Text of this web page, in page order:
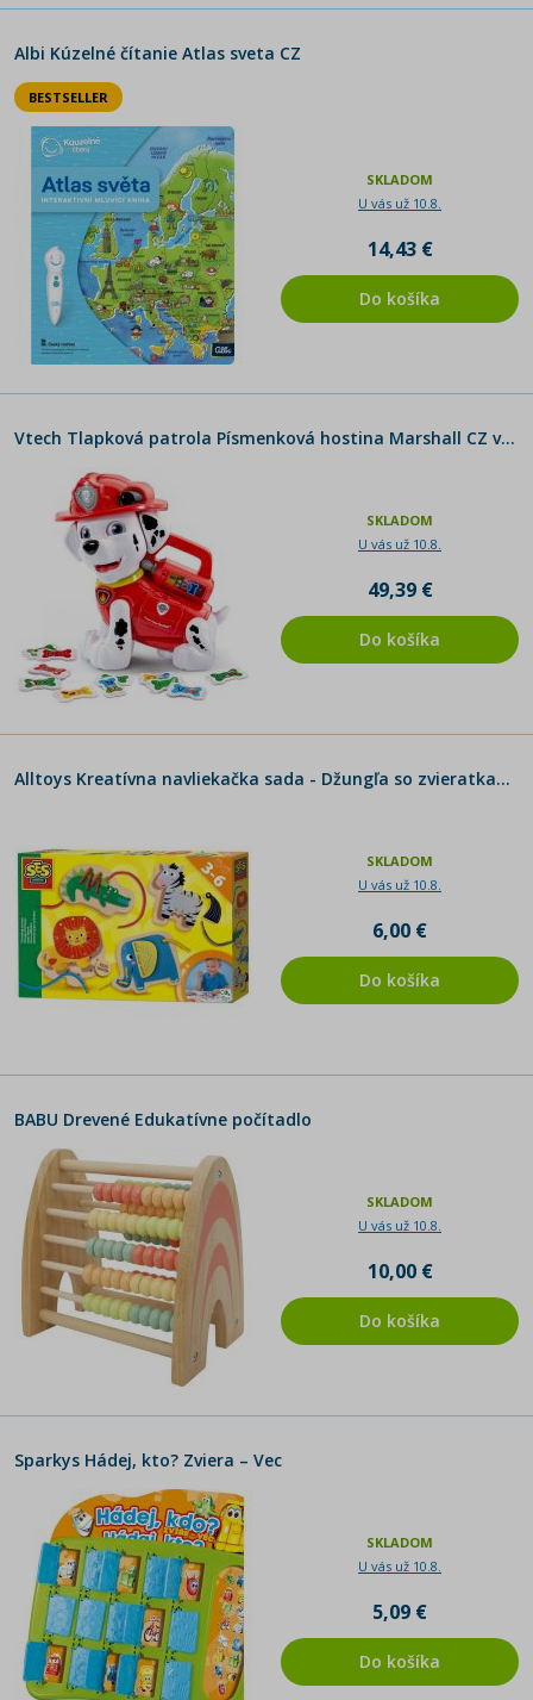
Albi Kúzelné čítanie Atlas sveta CZ
BESTSELLER
SKLADOM
U vás už 10.8.
14,43 €
Do košíka
Vtech Tlapková patrola Písmenková hostina Marshall CZ verzia - Poškodený obal
SKLADOM
U vás už 10.8.
49,39 €
Do košíka
Alltoys Kreatívna navliekačka sada - Džungľa so zvieratkami - Poškodený obal
SKLADOM
U vás už 10.8.
6,00 €
Do košíka
BABU Drevené Edukatívne počítadlo
SKLADOM
U vás už 10.8.
10,00 €
Do košíka
Sparkys Hádej, kto? Zviera – Vec
SKLADOM
U vás už 10.8.
5,09 €
Do košíka